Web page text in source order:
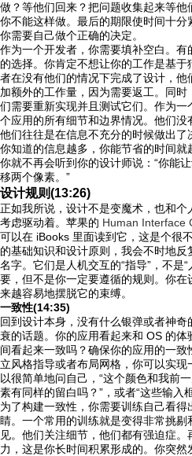
做？等他们回来？把问题收集起来等
你不能这样做。最后的期限使时间十分
你需要自己做个正确的决定。
作为一个开发者，你需要填补空白。
的选择。你肯定不想让你的工作是基
者在没有他们的情况下完成了设计，
加额外的工作量，因为需要返工。同
们需要重新实现并且测试它们。作为
个应用的所有细节和边界情况。他们
他们往往是在信息不充分的时候做出了
你知道的信息越多，你能节省的时间就
你就不再会听到你的设计师说：“你能
移两个像素。”
设计规则(13:26)
正如我所说，设计不是变魔术，也和
考虑驱动着。苹果的 Human Interface
可以在 iBooks 里面读到它，这是个很
的基础知识和设计原则，我会不时地
名字。它们是人机交互的“指导”，不是
要，但不是你一定要遵循的规则。你
来越容易地摆脱它的束缚。
一致性(14:35)
回到设计本身，没有什么银弹或者神
衰的话题。你的应用看起来和 OS 的
间看起来一致吗？确保你的应用的一
立风格指导或者布局网格，你可以实
以很简单地问自己，“这个颜色和我前
素有同样的留白吗？”，或者“这些输入
为了构建一致性，你需要训练自己看
睛。一个常用的训练就是变得非常挑
见。他们关注细节，他们都有强迫症
力，这是你长时间积累形成的。你突